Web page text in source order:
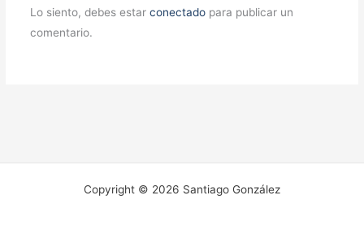
Lo siento, debes estar conectadopara publicar un
comentario.
Copyright © 2026 Santiago González